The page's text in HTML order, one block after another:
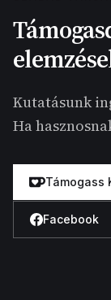
Kutatásunk
Ha
Támogass
Facebook